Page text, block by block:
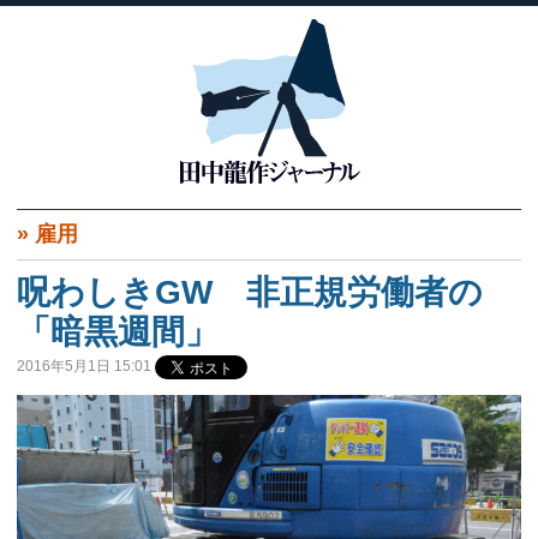
» 雇用
呪わしきGW 非正規労働者の
「暗黒週間」
2016年5月1日 15:01